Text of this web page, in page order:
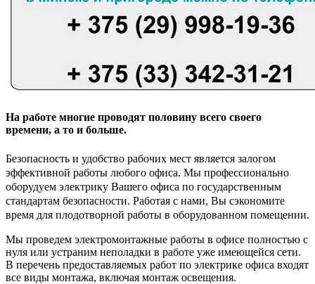
На работе многие проводят половину всего своего
времени, а то и больше.
Безопасность и удобство рабочих мест является залогом
эффективной работы любого офиса. Мы профессионально
оборудуем электрику Вашего офиса по государственным
стандартам безопасности. Работая с нами, Вы сэкономите
время для плодотворной работы в оборудованном помещении.
Мы проведем электромонтажные работы в офисе полностью с
нуля или устраним неполадки в работе уже имеющейся сети.
В перечень предоставляемых работ по электрике офиса входят
все виды монтажа, включая монтаж освещения.